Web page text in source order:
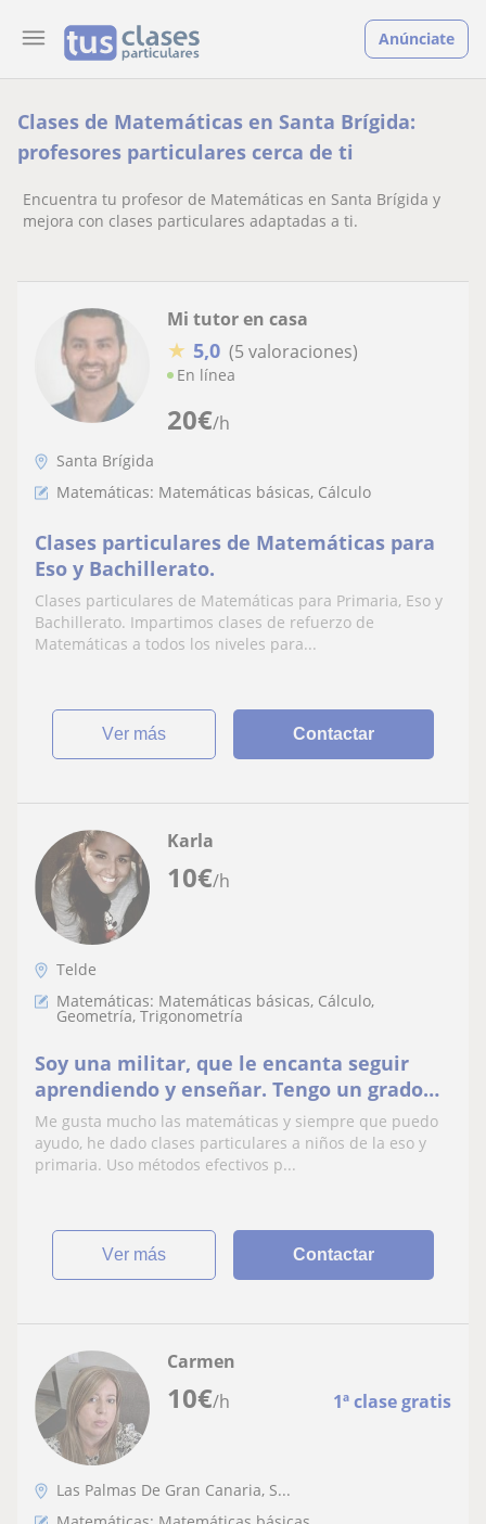
Anúnciate
Clases de Matemáticas en Santa Brígida:
profesores particulares cerca de ti
Encuentra tu profesor de Matemáticas en Santa Brígida y
mejora con clases particulares adaptadas a ti.
20€/h
Mi tutor en casa
★ 5,0 (5 valoraciones)
En línea
Santa Brígida
Matemáticas: Matemáticas básicas, Cálculo
Clases particulares de Matemáticas para
Eso y Bachillerato.
Clases particulares de Matemáticas para Primaria, Eso y
Bachillerato. Impartimos clases de refuerzo de
Matemáticas a todos los niveles para...
ver más Contactar
10€/h
Karla
Telde
Matemáticas: Matemáticas básicas, Cálculo,
Geometría, Trigonometría
Soy una militar, que le encanta seguir
aprendiendo y enseñar. Tengo un grado
medio en administración y gestión de
empresas. Me gustaría ayudar a niños y
jóvenes con sus clases
Me gusta mucho las matemáticas y siempre que puedo
ayudo, he dado clases particulares a niños de la eso y
primaria. Uso métodos efectivos p...
ver más Contactar
10€/h 1ª clase gratis
Carmen
Las Palmas De Gran Canaria, S...